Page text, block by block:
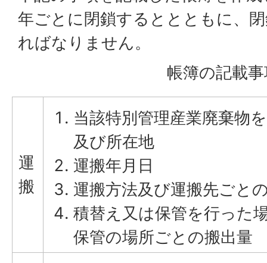
年ごとに閉鎖するととともに、
ればなりません。
帳簿の記載
運
搬
当該特別管理産業廃棄物
及び所在地
運搬年月日
運搬方法及び運搬先ごと
積替え又は保管を行った
保管の場所ごとの搬出量